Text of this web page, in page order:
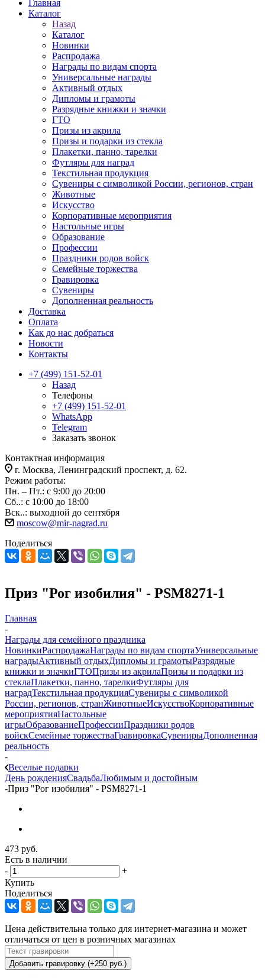
Главная
Каталог
Назад
Каталог
Новинки
Распродажа
Награды по видам спорта
Универсальные награды
Активный отдых
Дипломы и грамоты
Разрядные книжки и значки
ГТО
Призы из акрила
Призы и подарки из стекла
Плакетки, панно, тарелки
Футляры для наград
Текстильная продукция
Сувениры с символикой России, регионов, стран
Животные
Искусство
Корпоративные мероприятия
Настольные игры
Образование
Профессии
Праздники родов войск
Семейные торжества
Гравировка
Сувениры
Дополненная реальность
Доставка
Оплата
Как до нас добраться
Новости
Контакты
+7 (499) 151-52-01
Назад
Телефоны
+7 (499) 151-52-01
WhatsApp
Telegram
Заказать звонок
Контактная информация
г. Москва, Ленинградский проспект, д. 62.
Режим работы:
Пн. – Пт.: с 9:00 до 20:00
Сб..: с 10:00 до 18:00
Вск..: выходной до сентября
moscow@mir-nagrad.ru
Поделиться
Приз "Рог изобилия" - PSM8271-1
Главная
-
Награды для семейного праздника
НовинкиРаспродажаНаграды по видам спортаУниверсальные
наградыАктивный отдыхДипломы и грамотыРазрядные
книжки и значкиГТОПризы из акрилаПризы и подарки из
стеклаПлакетки, панно, тарелкиФутляры для
наградТекстильная продукцияСувениры с символикой
России, регионов, странЖивотныеИскусствоКорпоративные
мероприятияНастольные
игрыОбразованиеПрофессииПраздники родов
войскСемейные торжестваГравировкаСувенирыДополненная
реальность
-
Веселые подарки
День рожденияСвадьбаЛюбимым и достойным
-Приз "Рог изобилия" - PSM8271-1
473 руб.
Есть в наличии
-
+
Купить
Поделиться
Цена действительна только для интернет-магазина и может
отличаться от цен в розничных магазинах
Добавить гравировку (+250 руб.)